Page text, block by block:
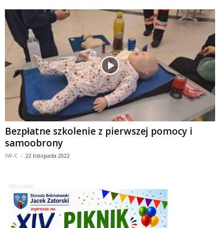
Bezpłatne szkolenie z pierwszej pomocy i
samoobrony
IW-C - 22 listopada 2022
REKLAMA